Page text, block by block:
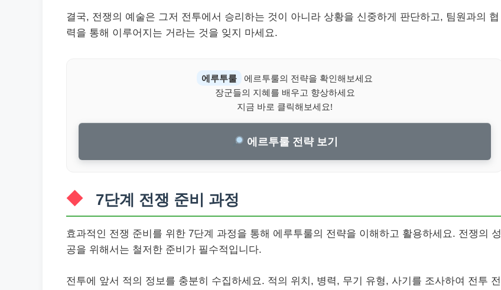
결국, 전쟁의 예술은 그저 전투에서 승리하는 것이 아니라 상황을 신중하게 판단하고, 팀원과의 협
력을 통해 이루어지는 거라는 것을 잊지 마세요.
에루투룰
에르투룰의 전략을 확인해보세요
장군들의 지혜를 배우고 향상하세요
지금 바로 클릭해보세요!
에르투룰 전략 보기
7단계 전쟁 준비 과정
효과적인 전쟁 준비를 위한 7단계 과정을 통해 에루투룰의 전략을 이해하고 활용하세요. 전쟁의 성
공을 위해서는 철저한 준비가 필수적입니다.
전투에 앞서 적의 정보를 충분히 수집하세요. 적의 위치, 병력, 무기 유형, 사기를 조사하여 전투 전